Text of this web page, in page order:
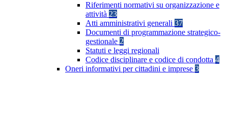
Riferimenti normativi su organizzazione e
attività 23
Atti amministrativi generali 37
Documenti di programmazione strategico-
gestionale 2
Statuti e leggi regionali
Codice disciplinare e codice di condotta 4
Oneri informativi per cittadini e imprese 3